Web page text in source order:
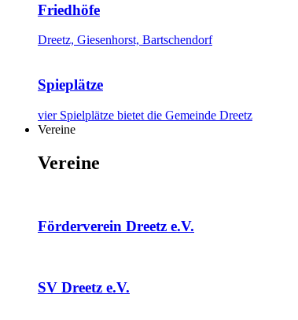
Friedhöfe
Dreetz, Giesenhorst, Bartschendorf
Spieplätze
vier Spielplätze bietet die Gemeinde Dreetz
Vereine
Vereine
Förderverein Dreetz e.V.
SV Dreetz e.V.